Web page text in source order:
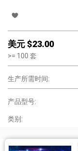
美元 $23.00
>= 100 套
生产所需时间:
产品型号:
类别: